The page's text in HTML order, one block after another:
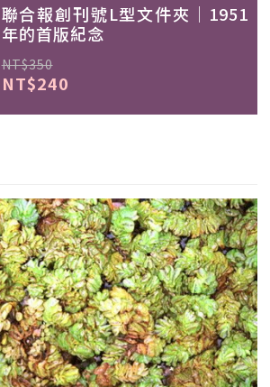
聯合報創刊號L型文件夾｜1951
年的首版紀念
NT$350
NT$240